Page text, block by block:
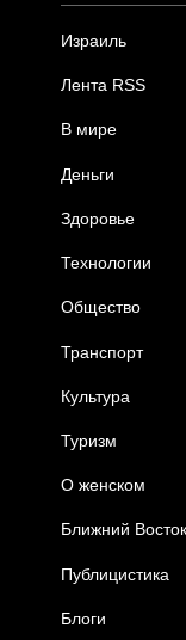
Израиль
Лента RSS
В мире
Деньги
Здоровье
Технологии
Общество
Транспорт
Культура
Туризм
О женском
Ближний Восток
Публицистика
Блоги